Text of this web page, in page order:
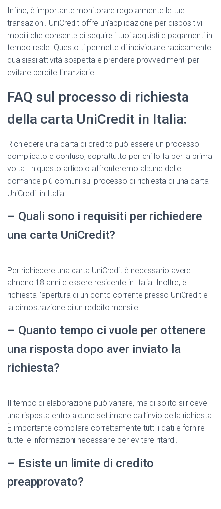
Infine, è importante monitorare regolarmente le tue
transazioni. UniCredit offre un’applicazione per dispositivi
mobili che consente di seguire i tuoi acquisti e pagamenti in
tempo reale. Questo ti permette di individuare rapidamente
qualsiasi attività sospetta e prendere provvedimenti per
evitare perdite finanziarie.
FAQ sul processo di richiesta
della carta UniCredit in Italia:
Richiedere una carta di credito può essere un processo
complicato e confuso, soprattutto per chi lo fa per la prima
volta. In questo articolo affronteremo alcune delle
domande più comuni sul processo di richiesta di una carta
UniCredit in Italia.
– Quali sono i requisiti per richiedere
una carta UniCredit?
Per richiedere una carta UniCredit è necessario avere
almeno 18 anni e essere residente in Italia. Inoltre, è
richiesta l’apertura di un conto corrente presso UniCredit e
la dimostrazione di un reddito mensile.
– Quanto tempo ci vuole per ottenere
una risposta dopo aver inviato la
richiesta?
Il tempo di elaborazione può variare, ma di solito si riceve
una risposta entro alcune settimane dall’invio della richiesta.
È importante compilare correttamente tutti i dati e fornire
tutte le informazioni necessarie per evitare ritardi.
– Esiste un limite di credito
preapprovato?